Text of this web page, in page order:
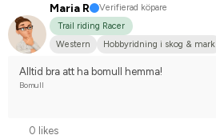
Maria R
Verifierad köpare
Trail riding Racer
Western
Hobbyridning i skog & mark
Alltid bra att ha bomull hemma!
Bomull
0 likes